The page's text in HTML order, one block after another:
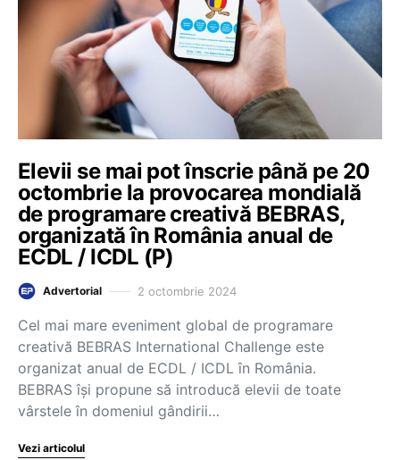
Elevii se mai pot înscrie până pe 20
octombrie la provocarea mondială
de programare creativă BEBRAS,
organizată în România anual de
ECDL / ICDL (P)
Advertorial 2 octombrie 2024
Cel mai mare eveniment global de programare
creativă BEBRAS International Challenge este
organizat anual de ECDL / ICDL în România.
BEBRAS îşi propune să introducă elevii de toate
vârstele în domeniul gândirii…
Vezi articolul